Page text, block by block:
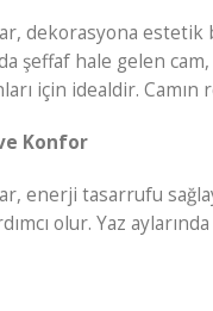
dekorasyona estetik
şeffaf hale gelen
için idealdir.
Konfor
enerji tasarrufu
olur. Yaz